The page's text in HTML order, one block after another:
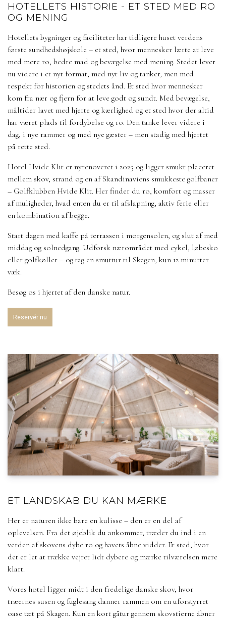
HOTELLETS HISTORIE - ET STED MED RO
OG MENING
Hotellets bygninger og faciliteter har tidligere huset verdens
første sundhedshøjskole – et sted, hvor mennesker lærte at leve
med mere ro, bedre mad og bevægelse med mening. Stedet lever
nu videre i et nyt format, med nyt liv og tanker, men med
respekt for historien og stedets ånd. Et sted hvor mennesker
kom fra nær og fjern for at leve godt og sundt. Med bevægelse,
måltider lavet med hjerte og kærlighed og et sted hvor der altid
har været plads til fordybelse og ro. Den tanke lever videre i
dag, i nye rammer og med nye gæster – men stadig med hjertet
på rette sted.
Hotel Hvide Klit er nyrenoveret i 2025 og ligger smukt placeret
mellem skov, strand og en af Skandinaviens smukkeste golfbaner
– Golfklubben Hvide Klit. Her finder du ro, komfort og masser
af muligheder, hvad enten du er til afslapning, aktiv ferie eller
en kombination af begge.
Start dagen med kaffe på terrassen i morgensolen, og slut af med
middag og solnedgang. Udforsk nærområdet med cykel, løbesko
eller golfkøller – og tag en smuttur til Skagen, kun 12 minutter
væk.
Besøg os i hjertet af den danske natur.
Reservér nu
ET LANDSKAB DU KAN MÆRKE
Her er naturen ikke bare en kulisse – den er en del af
oplevelsen. Fra det øjeblik du ankommer, træder du ind i en
verden af skovens dybe ro og havets åbne vidder. Et sted, hvor
det er let at trække vejret lidt dybere og mærke tilværelsen mere
klart.
Vores hotel ligger midt i den fredelige danske skov, hvor
træernes susen og fuglesang danner rammen om en uforstyrret
oase tæt på Skagen. Kun en kort gåtur gennem skovstierne åbner